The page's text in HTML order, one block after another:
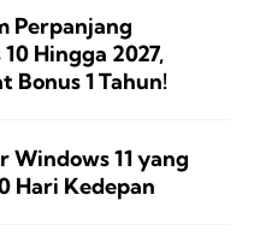
Perpanjang
Hingga 2027,
Bonus 1 Tahun!
Windows 11 yang
Hari Kedepan